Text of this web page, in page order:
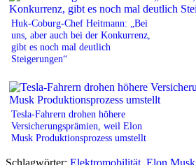
Huk-Coburg-Chef Heitmann: „Bei
uns, aber auch bei der Konkurrenz,
gibt es noch mal deutlich
Steigerungen“
Tesla-Fahrern drohen höhere
Versicherungsprämien, weil Elon
Musk Produktionsprozess umstellt
Schlagwörter: Elektromobilität Elon Musk